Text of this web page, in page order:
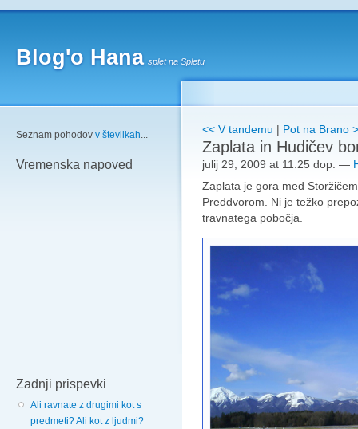
Blog'o Hana splet na Spletu
Seznam pohodov v številkah...
Vremenska napoved
Zadnji prispevki
Ali ravnate z drugimi kot s
predmeti? Ali kot z ljudmi?
<< V tandemu | Pot na Brano
Zaplata in Hudičev
julij 29, 2009 at 11:25 dop. —
Zaplata je gora med
Preddvorom. Ni je težko
travnatega pobočja.